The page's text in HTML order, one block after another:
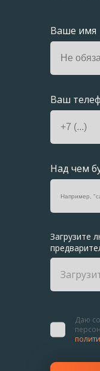
Ваше имя
Ваш
Над чем
Загрузите
Даю